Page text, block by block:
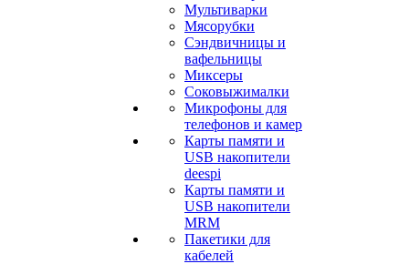
Мультиварки
Мясорубки
Сэндвичницы и
вафельницы
Миксеры
Соковыжималки
Микрофоны для
телефонов и камер
Карты памяти и
USB накопители
deespi
Карты памяти и
USB накопители
MRM
Пакетики для
кабелей